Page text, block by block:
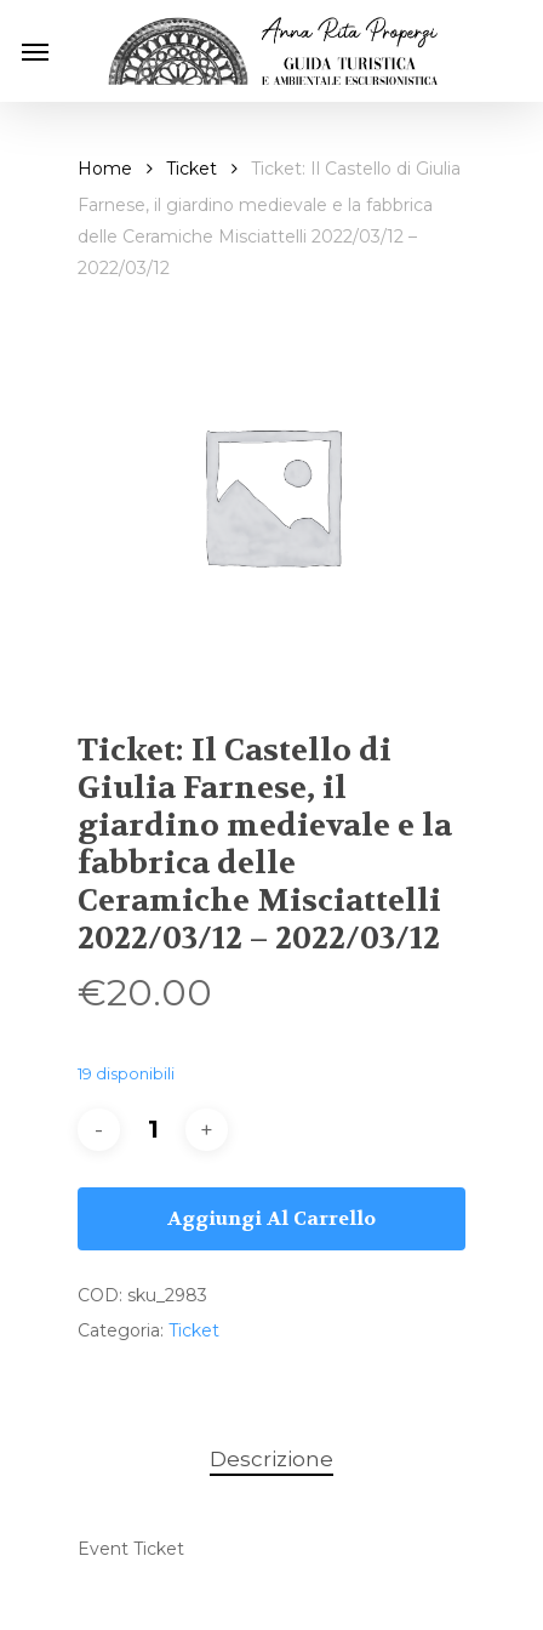
Menu
Home Ticket
Ticket: Il Castello di Giulia
Farnese, il giardino medievale e la fabbrica
delle Ceramiche Misciattelli 2022/03/12 –
2022/03/12
Ticket: Il Castello di
Giulia Farnese, il
giardino medievale e la
fabbrica delle
Ceramiche Misciattelli
2022/03/12 – 2022/03/12
€20.00
19 disponibili
Aggiungi Al Carrello
COD: sku_2983
Categoria: Ticket
Descrizione
Event Ticket